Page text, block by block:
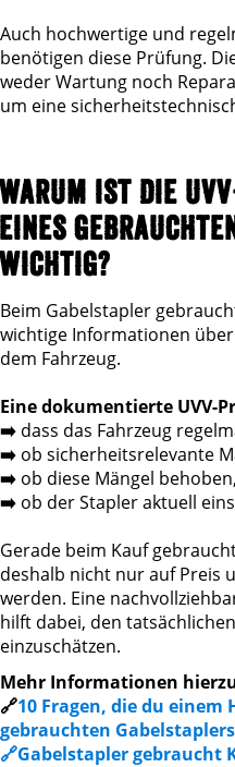
Auch hochwertige und
benötigen diese Prüfung.
weder Wartung noch
um eine
IST DIE
Beim Gabelstapler
wichtige Informationen
dem Fahrzeug.
Eine dokumentierte UVV-
➡️ dass das Fahrzeug
➡️ ob sicherheitsrelevante
➡️ ob diese Mängel
➡️ ob der Stapler aktuell
Gerade beim Kauf
deshalb nicht nur auf Preis
werden. Eine
hilft dabei, den
einzuschätzen.
Mehr Informationen
🔗10 Fragen, die du einem
gebrauchten
🔗Gabelstapler gebraucht